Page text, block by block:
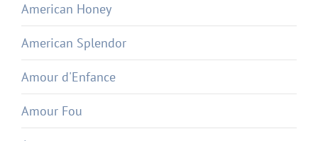
American Honey
American Splendor
Amour d'Enfance
Amour Fou